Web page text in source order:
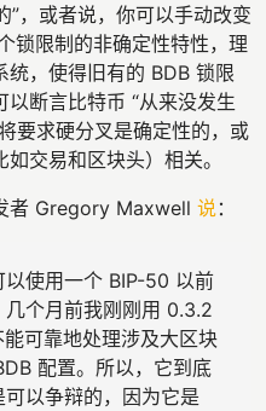
”，或者说，你可以手动改变
锁限制的非确定性特性，理
，使得旧有的 BDB 锁限
断言比特币 “从来没发生
要求硬分叉是确定性的，或
交易和区块头）相关。
者 Gregory Maxwell 说：
使用一个 BIP-50 以前
个月前我刚刚用 0.3.2
可靠地处理涉及大区块
配置。所以，它到底
以争辩的，因为它是